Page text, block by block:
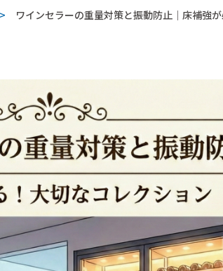
ワインセラーの重量対策と振動防止｜床補強